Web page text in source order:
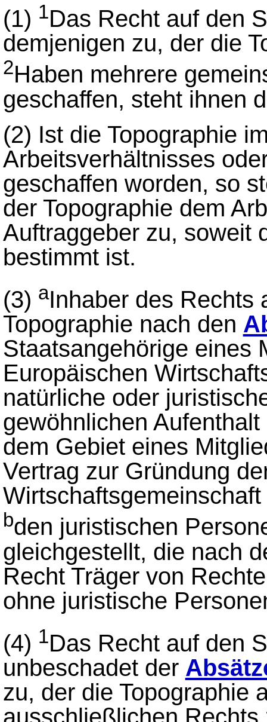
(1) 1Das Recht auf den
demjenigen zu, der die
2Haben mehrere
geschaffen, steht ihnen
(2) Ist die Topographie
Arbeitsverhältnisses
geschaffen worden, so
der Topographie dem
Auftraggeber zu, soweit
bestimmt ist.
(3) aInhaber des Rechts
Topographie nach den
Staatsangehörige eines
Europäischen
natürliche oder
gewöhnlichen
dem Gebiet eines
Vertrag zur Gründung
Wirtschaftsgemeinschaft
bden juristischen
gleichgestellt, die nach
Recht Träger von
ohne juristische
(4) 1Das Recht auf den
unbeschadet der
zu, der die Topographie